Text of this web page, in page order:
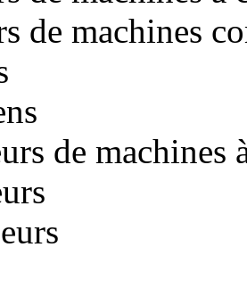
de machines
de machines